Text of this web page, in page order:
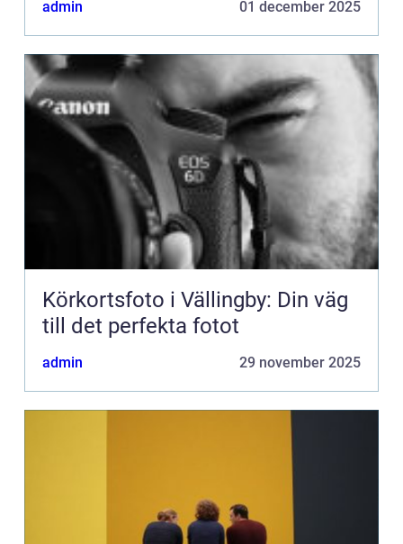
admin 01 december 2025
Körkortsfoto i Vällingby: Din väg
till det perfekta fotot
admin 29 november 2025